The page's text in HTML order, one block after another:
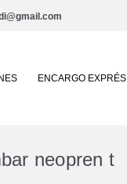
ENCARGO EXPRÉS
neopren t